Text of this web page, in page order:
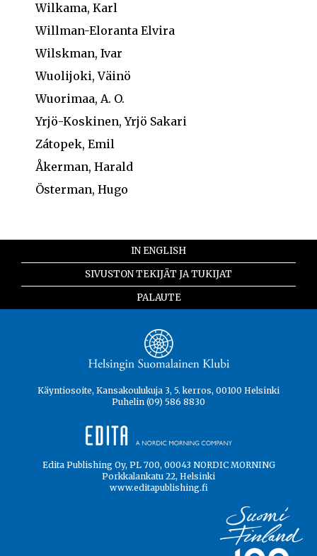
Wilkama, Karl
Willman-Eloranta Elvira
Wilskman, Ivar
Wuolijoki, Väinö
Wuorimaa, A. O.
Yrjö-Koskinen, Yrjö Sakari
Zátopek, Emil
Åkerman, Harald
Österman, Hugo
IN ENGLISH
SIVUSTON TEKIJÄT JA TUKIJAT
PALAUTE
Käyntiosoite, Kansakoulukuja 3, 5. kerros, 00100 Helsinki
Puhelin (09) 586 8830
Edita Publishing Oy, PL 700, 00043 NORDIC MORNING
Porkkalankatu 22, Helsinki
www.editapublishing.fi